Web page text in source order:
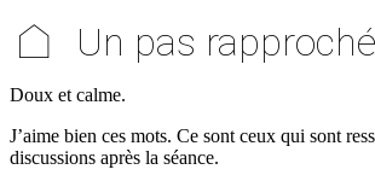
⌂ Un pas rapproché
Doux et calme.
J’aime bien ces mots. Ce sont ceux qui sont
discussions après la séance.